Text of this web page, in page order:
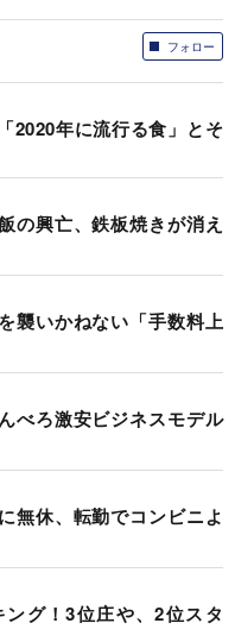
フォロー
2020年に流行る食」とそ
の興亡、鉄板焼きが消え
襲いかねない「手数料上
べろ激安ビジネスモデル
無休、転勤でコンビニよ
グ！3位庄や、2位スタ